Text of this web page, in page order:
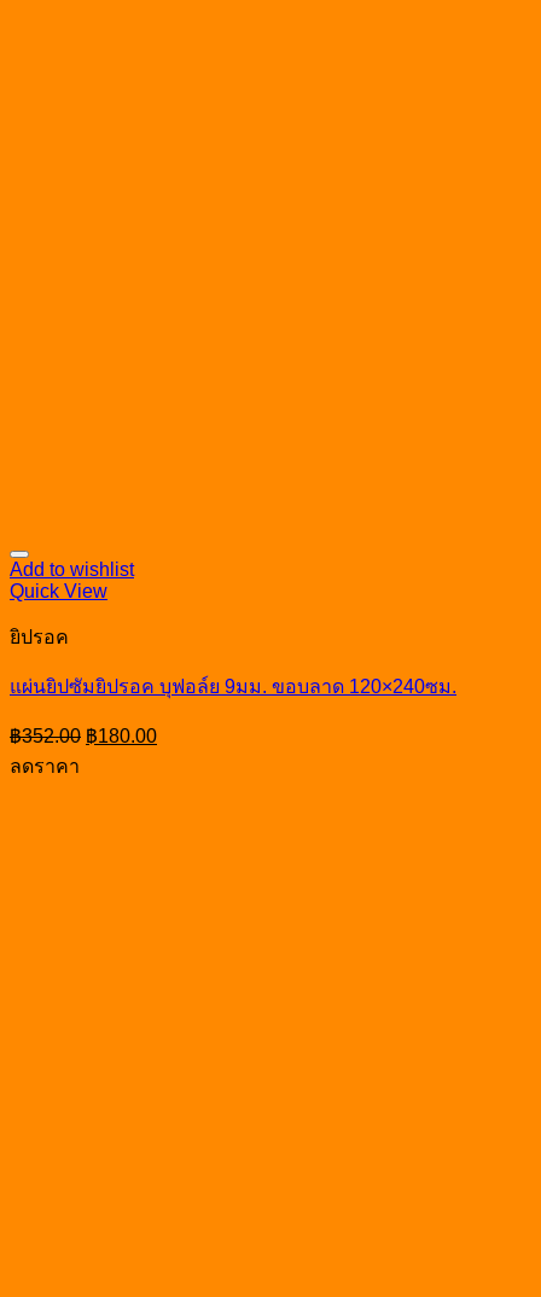
Add to wishlist
Quick View
ยิปรอค
แผ่นยิปซัมยิปรอค บุฟอล์ย 9มม. ขอบลาด 120×240ซม.
฿352.00 Original
price
฿180.00Current
price
ลดราคา